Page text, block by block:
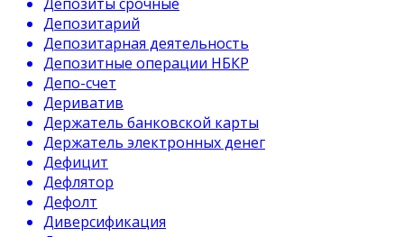
Депозитарий
Депозитарная деятельность
Депозитные операции НБКР
Депо-счет
Дериватив
Держатель банковской карты
Держатель электронных денег
Дефицит
Дефлятор
Дефолт
Диверсификация